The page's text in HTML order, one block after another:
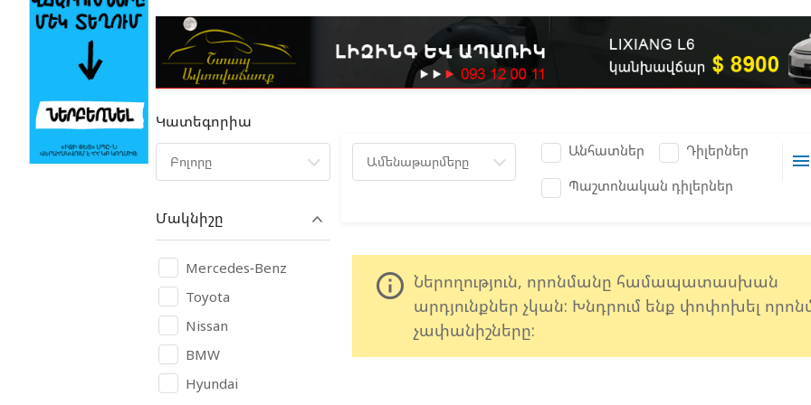
Կատեգորիա
Բոլորը
Մակնիշը
Mercedes-Benz
Toyota
Nissan
BMW
Hyundai
Ամենաթարմերը
Անհատներ
Դիլերներ
Պաշտոնական դիլերներ
menu
info_outline Ներողություն, որոնմանը համապատասխան
արդյունքներ չկան: Խնդրում ենք փոփոխել
չափանիշները: